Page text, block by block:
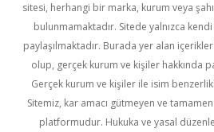
sitesi, herhangi bir marka, kurum veya
bulunmamaktadır. Sitede yalnızca kendi
paylaşılmaktadır. Burada yer alan
olup, gerçek kurum ve kişiler hakkında
Gerçek kurum ve kişiler ile isim
Sitemiz, kar amacı gütmeyen ve
platformudur. Hukuka ve yasal